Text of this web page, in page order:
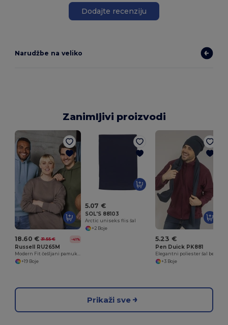
Dodajte recenziju
Narudžbe na veliko
Zanimljivi proizvodi
18.60 € 31.55 € -41%
Russell RU265M
Modern Fit češljani pamuk Hooded Sweatshirt
+19 Boje
5.07 €
SOL'S 88103
Arctic uniseks flis šal
+2 Boje
5.23 €
Pen Duick PK881
+3 Boje
Prikaži sve